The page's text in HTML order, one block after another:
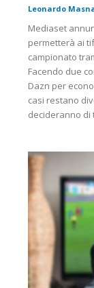
Leonardo
Mediaset
permetterà ai
campionato
Facendo due
Dazn per
casi restano
decideranno di